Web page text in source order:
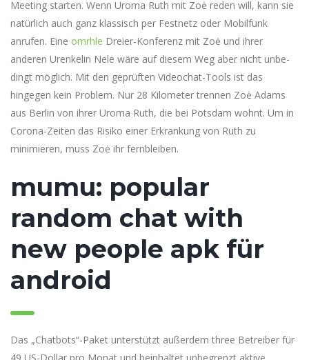
Meeting starten. Wenn Uroma Ruth mit Zoė reden will, kann sie
natürlich auch ganz klassisch per Fest­netz oder Mobil­funk
anrufen. Eine omrhle Dreier-Konferenz mit Zoė und ihrer
anderen Urenkelin Nele wäre auf diesem Weg aber nicht unbe­
dingt möglich. Mit den geprüften Video­chat-Tools ist das
hingegen kein Problem. Nur 28 Kilo­meter trennen Zoė Adams
aus Berlin von ihrer Uroma Ruth, die bei Potsdam wohnt. Um in
Corona-Zeiten das Risiko einer Erkrankung von Ruth zu
minimieren, muss Zoė ihr fern­bleiben.
mumu: popular
random chat with
new people apk für
android
Das „Chatbots“-Paket unterstützt außerdem three Betreiber für
49 US-Dollar pro Monat und beinhaltet unbegrenzt aktive